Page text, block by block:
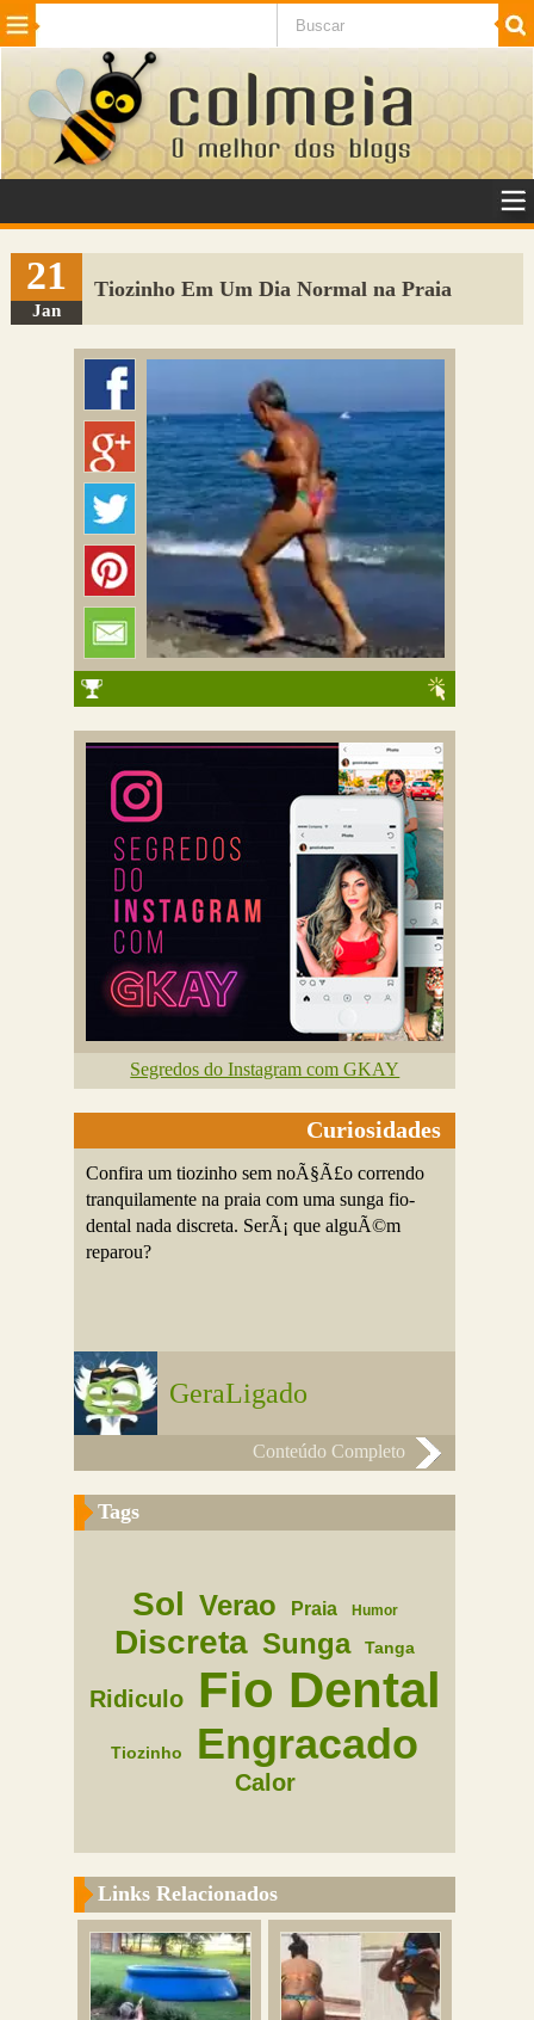
Beleza Cinema e TV
Internet Jogos NotÃ­cias SaÃºde
VeÃ­culos Adulto
Sugerir Link
Adicionar Blog
Colmeia Exchange
21
Jan
Tiozinho Em Um Dia Normal na Praia
Segredos do Instagram com GKAY
Curiosidades
Confira um tiozinho sem noÃ§Ã£o correndo
tranquilamente na praia com uma sunga fio-
dental nada discreta. SerÃ¡ que alguÃ©m
reparou?
GeraLigado
Conteúdo Completo
Tags
Sol Verao Praia Humor
Discreta Sunga Tanga
Ridiculo Fio Dental
Tiozinho Engracado
Calor
Links Relacionados